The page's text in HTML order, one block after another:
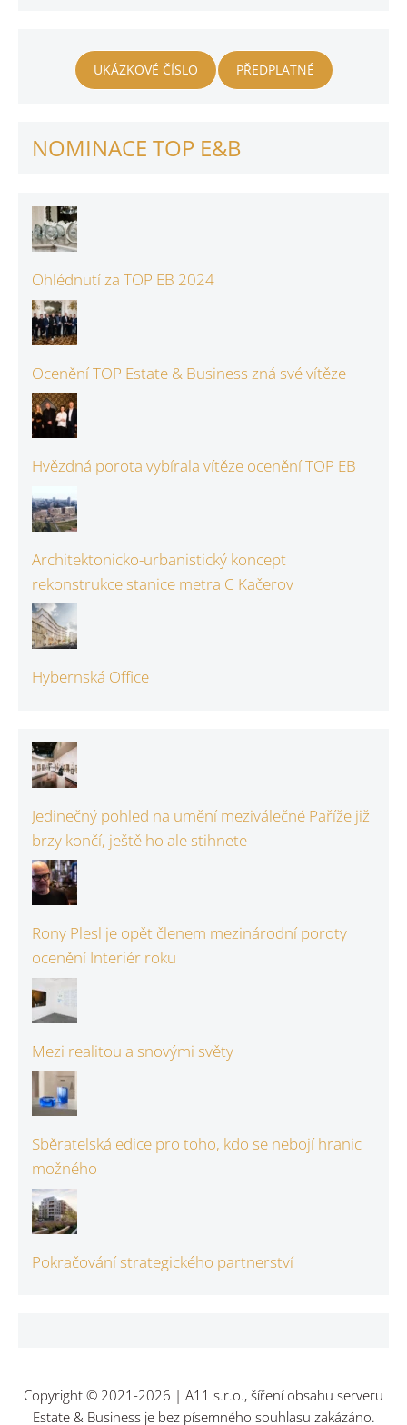
UKÁZKOVÉ ČÍSLO PŘEDPLATNÉ
NOMINACE TOP E&B
Ohlédnutí za TOP EB 2024
Ocenění TOP Estate & Business zná své vítěze
Hvězdná porota vybírala vítěze ocenění TOP EB
Architektonicko-urbanistický koncept
rekonstrukce stanice metra C Kačerov
Hybernská Office
Jedinečný pohled na umění meziválečné Paříže již
brzy končí, ještě ho ale stihnete
Rony Plesl je opět členem mezinárodní poroty
ocenění Interiér roku
Mezi realitou a snovými světy
Sběratelská edice pro toho, kdo se nebojí hranic
možného
Pokračování strategického partnerství
Copyright © 2021-2026 | A11 s.r.o., šíření obsahu serveru
Estate & Business je bez písemného souhlasu zakázáno.